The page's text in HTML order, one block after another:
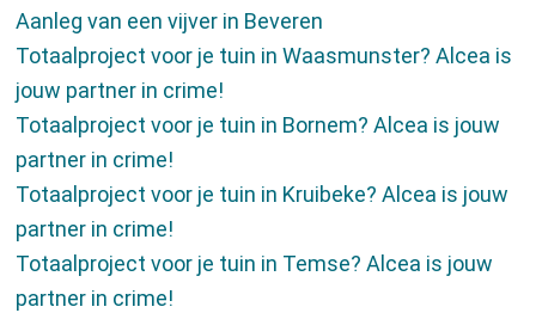
Aanleg van een vijver in Beveren
Totaalproject voor je tuin in Waasmunster? Alcea is
jouw partner in crime!
Totaalproject voor je tuin in Bornem? Alcea is jouw
partner in crime!
Totaalproject voor je tuin in Kruibeke? Alcea is jouw
partner in crime!
Totaalproject voor je tuin in Temse? Alcea is jouw
partner in crime!
Wateranalyse
Vacatures
Contact